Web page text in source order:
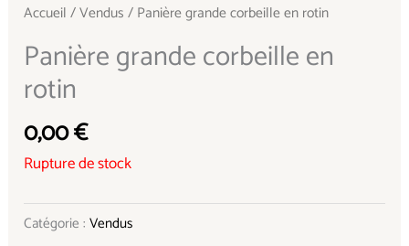
Accueil /Vendus / Panière grande corbeille en rotin
Panière grande corbeille en
rotin
0,00€
Rupture de stock
Catégorie :Vendus